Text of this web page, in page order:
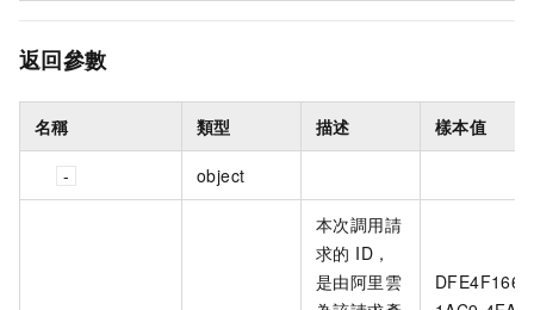
返回參數
名稱 類型 描述 樣本值
object
本次調用請
求的 ID，
是由阿里雲
DFE4F166-